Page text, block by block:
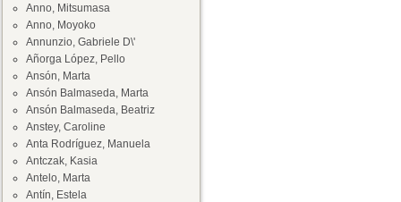
Anno, Mitsumasa
Anno, Moyoko
Annunzio, Gabriele D\'
Añorga López, Pello
Ansón, Marta
Ansón Balmaseda, Marta
Ansón Balmaseda, Beatriz
Anstey, Caroline
Anta Rodríguez, Manuela
Antczak, Kasia
Antelo, Marta
Antín, Estela